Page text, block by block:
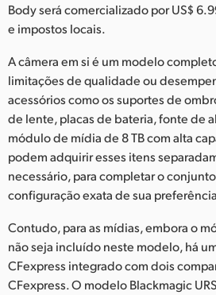
Malaysia
New Zealand
Poland
Portugal
South Africa
Spain
Body será comercializado por US$
e impostos locais.
A câmera em si é um modelo
limitações de qualidade ou
acessórios como os suportes de
de lente, placas de bateria, fonte de
módulo de mídia de 8 TB com alta
podem adquirir esses itens
necessário, para completar o
configuração exata de sua
Contudo, para as mídias, embora o
não seja incluído neste modelo, há
CFexpress integrado com dois
CFexpress. O modelo Blackmagic